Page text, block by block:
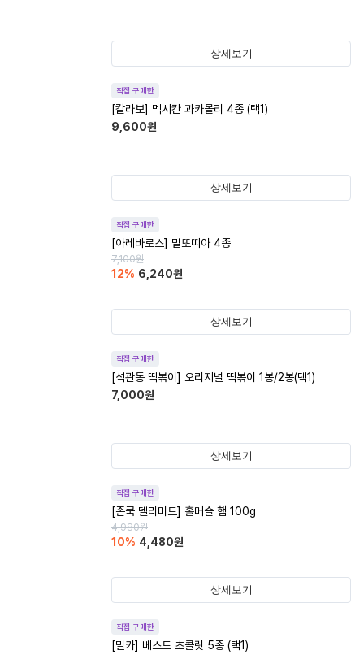
상세보기
직접 구매한
[칼라보] 멕시칸 과카몰리 4종 (택1)
9,600원
상세보기
직접 구매한
[아레바로스] 밀또띠아 4종
7,100원
12% 6,240원
상세보기
직접 구매한
[석관동 떡볶이] 오리지널 떡볶이 1봉/2봉(택1)
7,000원
상세보기
직접 구매한
[존쿡 델리미트] 홀머슬 햄 100g
4,980원
10% 4,480원
상세보기
직접 구매한
[밀카] 베스트 초콜릿 5종 (택1)